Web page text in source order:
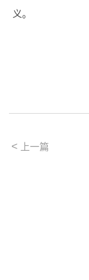
义。
< 上一篇